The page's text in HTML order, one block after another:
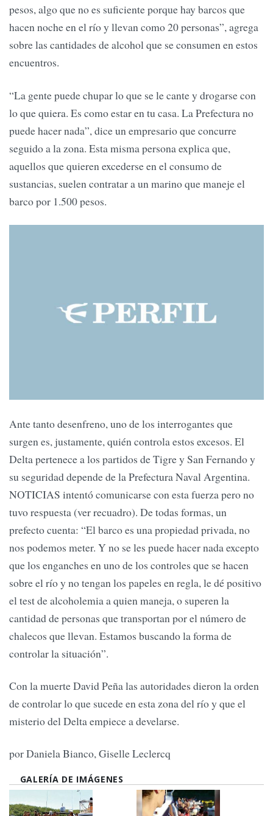
pesos, algo que no es suficiente porque hay barcos que
hacen noche en el río y llevan como 20 personas”, agrega
sobre las cantidades de alcohol que se consumen en estos
encuentros.
“La gente puede chupar lo que se le cante y drogarse con
lo que quiera. Es como estar en tu casa. La Prefectura no
puede hacer nada”, dice un empresario que concurre
seguido a la zona. Esta misma persona explica que,
aquellos que quieren excederse en el consumo de
sustancias, suelen contratar a un marino que maneje el
barco por 1.500 pesos.
Ante tanto desenfreno, uno de los interrogantes que
surgen es, justamente, quién controla estos excesos. El
Delta pertenece a los partidos de Tigre y San Fernando y
su seguridad depende de la Prefectura Naval Argentina.
NOTICIAS intentó comunicarse con esta fuerza pero no
tuvo respuesta (ver recuadro). De todas formas, un
prefecto cuenta: “El barco es una propiedad privada, no
nos podemos meter. Y no se les puede hacer nada excepto
que los enganches en uno de los controles que se hacen
sobre el río y no tengan los papeles en regla, le dé positivo
el test de alcoholemia a quien maneja, o superen la
cantidad de personas que transportan por el número de
chalecos que llevan. Estamos buscando la forma de
controlar la situación”.
Con la muerte David Peña las autoridades dieron la orden
de controlar lo que sucede en esta zona del río y que el
misterio del Delta empiece a develarse.
por Daniela Bianco, Giselle Leclercq
GALERÍA DE IMÁGENES